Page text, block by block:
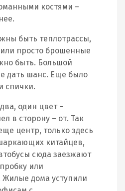
костями –
быть теплотрассы,
просто брошенные
быть. Большой
дать шанс. Еще было
спички.
один цвет –
в сторону – от. Так
центр, только здесь
китайцев,
сюда заезжают
или
Жилые дома уступили